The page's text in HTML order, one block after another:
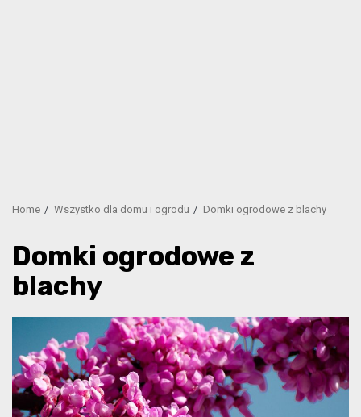
Home Wszystko dla domu i ogrodu Domki ogrodowe z blachy
Domki ogrodowe z
blachy